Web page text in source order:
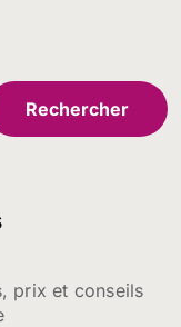
prix et conseils